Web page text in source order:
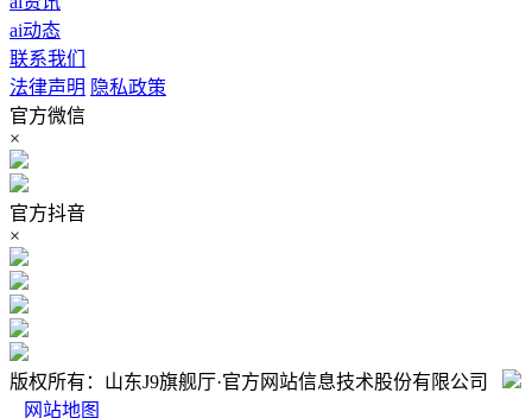
ai动态
联系我们
法律声明 隐私政策
官方微信
×
官方抖音
×
版权所有：山东J9旗舰厅·官方网站信息技术股份有限公司
网站地图